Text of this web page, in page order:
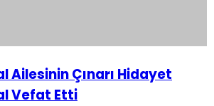
Ailesinin Çınarı Hidayet
Vefat Etti